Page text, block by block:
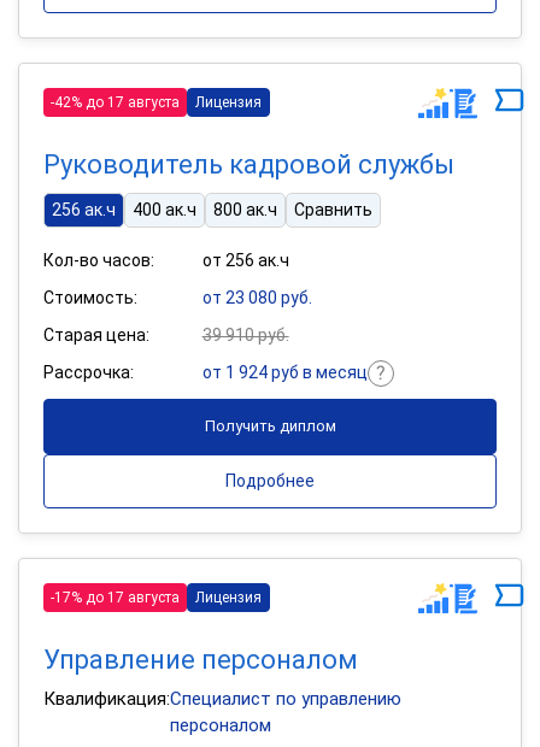
-42% до 17 августа Лицензия
Руководитель кадровой службы
256 ак.ч 400 ак.ч 800 ак.ч Сравнить
Кол-во часов:
от 256 ак.ч
Стоимость:
от 23 080 руб.
Старая цена:
39 910 руб.
Рассрочка:
от 1 924 руб в месяц
Получить диплом
Подробнее
-17% до 17 августа Лицензия
Управление персоналом
Квалификация:Специалист по управлению
персоналом